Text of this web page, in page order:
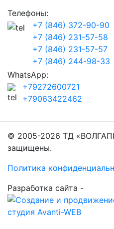
Телефоны:
+7 (846) 372-90-90
+7 (846) 231-57-58
+7 (846) 231-57-57
+7 (846) 244-98-33
WhatsApp:
+79272600721
+79063422462
© 2005-2026 ТД
защищены.
Политика
Разработка сайта -